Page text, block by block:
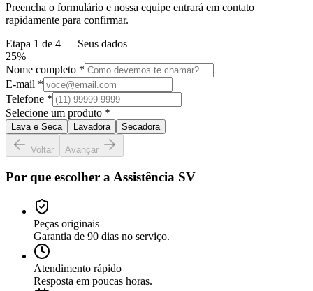
Preencha o formulário e nossa equipe entrará em contato
rapidamente para confirmar.
Etapa 1 de 4 — Seus dados
25%
Nome completo *
E-mail *
Telefone *
Selecione um produto *
Lava e Seca Lavadora Secadora
Voltar Avançar
Por que escolher a Assistência SV
Peças originais
Garantia de 90 dias no serviço.
Atendimento rápido
Resposta em poucas horas.